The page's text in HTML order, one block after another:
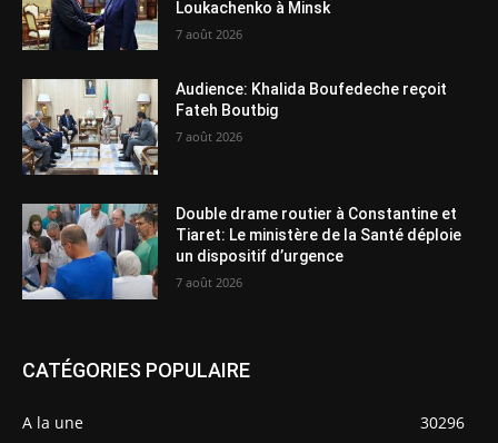
Loukachenko à Minsk
7 août 2026
Audience: Khalida Boufedeche reçoit
Fateh Boutbig
7 août 2026
Double drame routier à Constantine et
Tiaret: Le ministère de la Santé déploie
un dispositif d’urgence
7 août 2026
CATÉGORIES POPULAIRE
A la une
30296